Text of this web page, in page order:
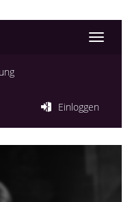
Toggle
Einloggen